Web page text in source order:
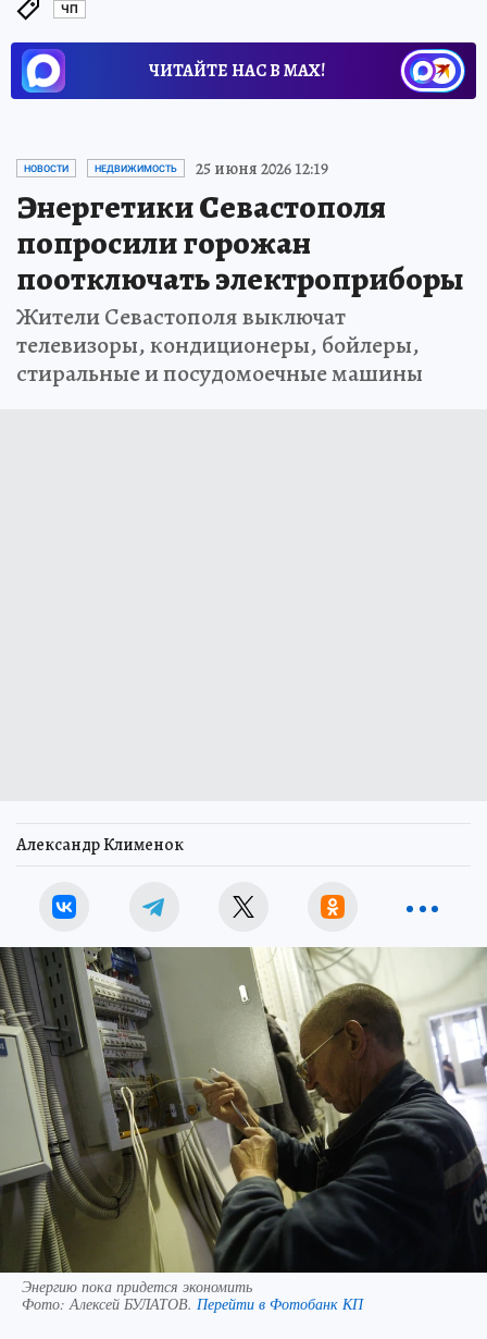
ЧП
ЧИТАЙТЕ НАС В МАХ!
НОВОСТИ НЕДВИЖИМОСТЬ 25 июня 2026 12:19
Энергетики Севастополя
попросили горожан
поотключать электроприборы
Жители Севастополя выключат
телевизоры, кондиционеры, бойлеры,
стиральные и посудомоечные машины
Александр Клименок
Энергию пока придется экономить
Фото:Алексей БУЛАТОВ. Перейти в Фотобанк КП